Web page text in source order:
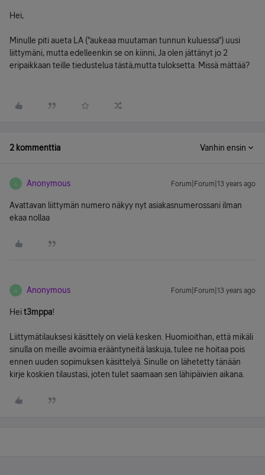
Hei,
Minulle piti aueta LA ("aukeaa muutaman tunnun kuluessa") uusi
liittymäni, mutta edelleenkin se on kiinni, Ja olen jättänyt jo 2
eripaikkaan teille tiedustelua tästä,mutta tuloksetta. Missä mättää?
2 kommenttia Vanhin ensin
A Anonymous Forum|Forum|13 years ago
Avattavan liittymän numero näkyy nyt asiakasnumerossani ilman
ekaa nollaa
A Anonymous Forum|Forum|13 years ago
Heit3mppa!
Liittymätilauksesi käsittely on vielä kesken. Huomioithan, että mikäli
sinulla on meille avoimia erääntyneitä laskuja, tulee ne hoitaa pois
ennen uuden sopimuksen käsittelyä. Sinulle on lähetetty tänään
kirje koskien tilaustasi, joten tulet saamaan sen lähipäivien aikana.